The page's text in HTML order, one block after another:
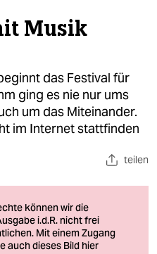
Musik
das Festival für
ging es nie nur ums
um das Miteinander.
im Internet stattfinden
teilen